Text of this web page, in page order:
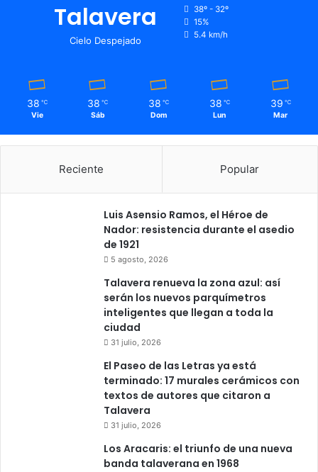
Talavera
Cielo Despejado
38º - 32º
15%
5.4 km/h
38 ℃
Vie
38 ℃
Sáb
38 ℃
Dom
38 ℃
Lun
39 ℃
Mar
Reciente Popular
Luis Asensio Ramos, el Héroe de
Nador: resistencia durante el asedio
de 1921
5 agosto, 2026
Talavera renueva la zona azul: así
serán los nuevos parquímetros
inteligentes que llegan a toda la
ciudad
31 julio, 2026
El Paseo de las Letras ya está
terminado: 17 murales cerámicos con
textos de autores que citaron a
Talavera
31 julio, 2026
Los Aracaris: el triunfo de una nueva
banda talaverana en 1968